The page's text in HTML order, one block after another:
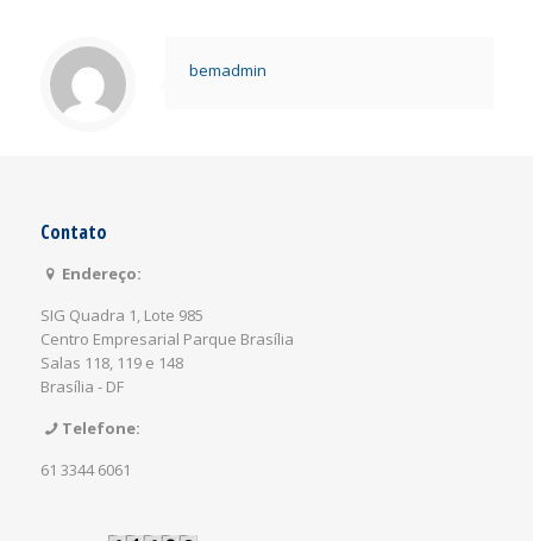
bemadmin
Contato
Endereço:
SIG Quadra 1, Lote 985
Centro Empresarial Parque Brasília
Salas 118, 119 e 148
Brasília - DF
Telefone:
61 3344 6061